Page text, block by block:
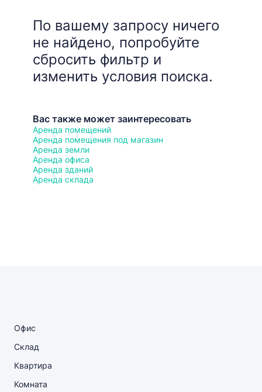
По вашему запросу ничего
не найдено, попробуйте
сбросить фильтр и
изменить условия поиска.
Вас также может заинтересовать
Аренда помещений
Аренда помещения под магазин
Аренда земли
Аренда офиса
Аренда зданий
Аренда склада
Офис
Склад
Квартира
Комната